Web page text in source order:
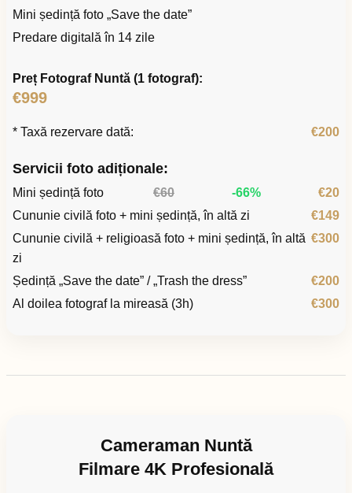
Mini ședință foto „Save the date”
Predare digitală în 14 zile
Preț Fotograf Nuntă (1 fotograf):
€999
* Taxă rezervare dată: €200
Servicii foto adiționale:
Mini ședință foto €60 -66%
€20
Cununie civilă foto + mini ședință, în altă zi
€149
Cununie civilă + religioasă foto + mini ședință, în altă
zi
€300
Ședință „Save the date” / „Trash the dress”
€200
Al doilea fotograf la mireasă (3h)
€300
Cameraman Nuntă
Filmare 4K Profesională